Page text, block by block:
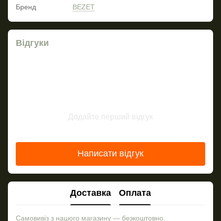
Бренд
BEZET
Відгуки
Додайте перший відгук
Написати відгук
Доставка Оплата
Самовивіз з нашого магазину — безкоштовно.